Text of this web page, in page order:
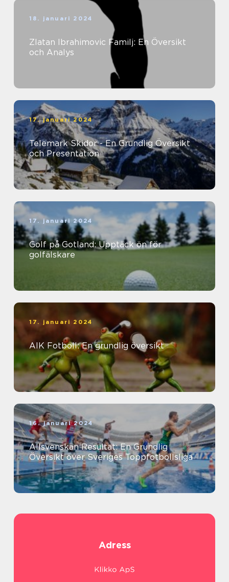
18. januari 2024
Zlatan Ibrahimovic Familj: En Översikt
och Analys
17. januari 2024
Telemark Skidor - En Grundlig Översikt
och Presentation
17. januari 2024
Golf på Gotland: Upptäck ön för
golfälskare
17. januari 2024
AIK Fotboll: En grundlig översikt
16. januari 2024
Allsvenskan Resultat: En Grundlig
Översikt över Sveriges Toppfotbollsliga
Adress